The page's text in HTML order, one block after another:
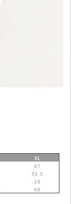
XL
47
53.5
18
66